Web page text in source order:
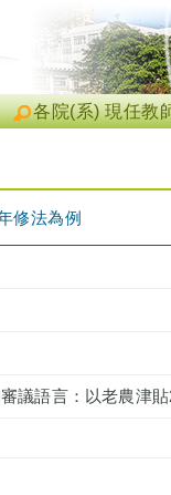
各院(系) 現任教
修法為例
議語言：以老農津